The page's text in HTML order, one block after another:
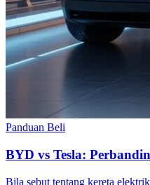
Panduan Beli
BYD vs Tesla:
Bila sebut tentang kereta